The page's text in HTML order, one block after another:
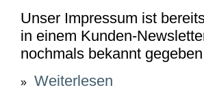
Unser Impressum ist
in einem Kunden-
nochmals bekannt
» Weiterlesen